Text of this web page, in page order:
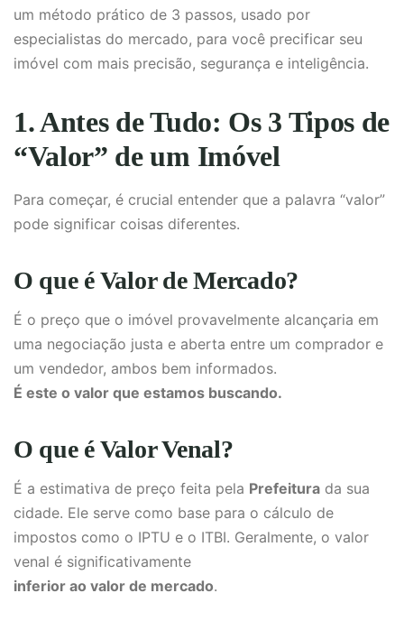
um método prático de 3 passos, usado por
especialistas do mercado, para você precificar seu
imóvel com mais precisão, segurança e inteligência.
1. Antes de Tudo: Os 3 Tipos de
“Valor” de um Imóvel
Para começar, é crucial entender que a palavra “valor”
pode significar coisas diferentes.
O que é Valor de Mercado?
É o preço que o imóvel provavelmente alcançaria em
uma negociação justa e aberta entre um comprador e
um vendedor, ambos bem informados.
É este o valor que estamos buscando.
O que é Valor Venal?
É a estimativa de preço feita pela Prefeitura da sua
cidade. Ele serve como base para o cálculo de
impostos como o IPTU e o ITBI. Geralmente, o valor
venal é significativamente
inferior ao valor de mercado.